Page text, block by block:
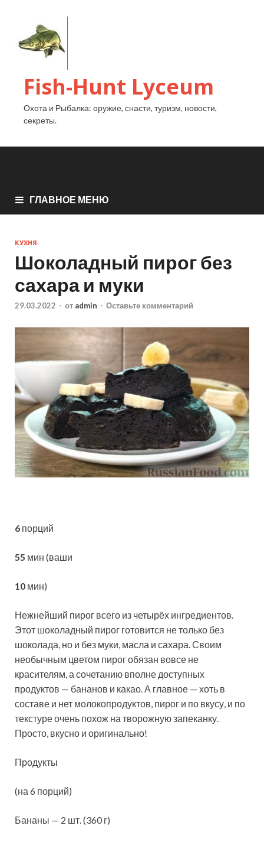
Fish-Hunt Lyceum
Охота и Рыбалка: оружие, снасти, туризм, новости,
секреты.
ГЛАВНОЕ МЕНЮ
КУХНЯ
Шоколадный пирог без
сахара и муки
29.03.2022 - от admin - Оставьте комментарий
6 порций
55 мин (ваши
10 мин)
Нежнейший пирог всего из четырёх ингредиентов.
Этот шоколадный пирог готовится не только без
шоколада, но и без муки, масла и сахара. Своим
необычным цветом пирог обязан вовсе не
красителям, а сочетанию вполне доступных
продуктов — бананов и какао. А главное — хоть в
составе и нет молокопродуктов, пирог и по вкусу, и по
текстуре очень похож на творожную запеканку.
Просто, вкусно и оригинально!
Продукты
(на 6 порций)
Бананы — 2 шт. (360 г)